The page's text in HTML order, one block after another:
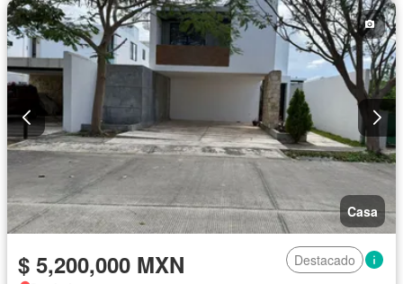
Casa
$ 5,200,000 MXN
Destacado